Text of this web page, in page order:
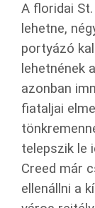
A floridai
lehetne,
portyázó
lehetnének
azonban
fiataljai
telepszik le
Creed már
ellenállni a